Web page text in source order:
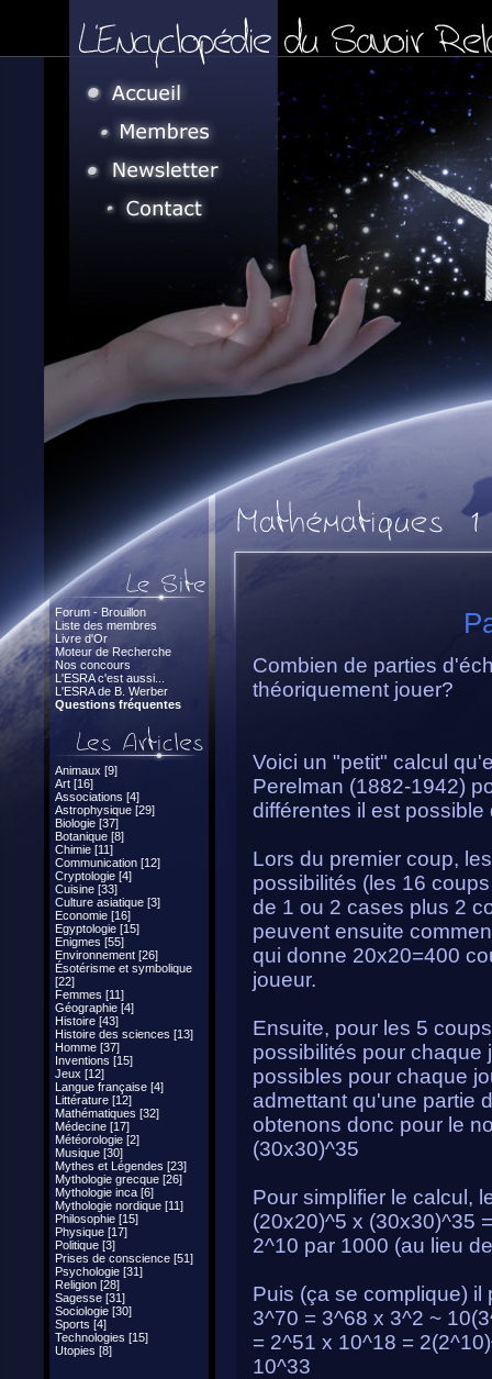
Forum - Brouillon
Liste des membres
Livre d'Or
Moteur de Recherche
Nos concours
L'ESRA c'est aussi...
L'ESRA de B. Werber
Questions fréquentes
Animaux [9]
Art [16]
Associations [4]
Astrophysique [29]
Biologie [37]
Botanique [8]
Chimie [11]
Communication [12]
Cryptologie [4]
Cuisine [33]
Culture asiatique [3]
Economie [16]
Egyptologie [15]
Enigmes [55]
Environnement [26]
Ésotérisme et symbolique
[22]
Femmes [11]
Géographie [4]
Histoire [43]
Histoire des sciences [13]
Homme [37]
Inventions [15]
Jeux [12]
Langue française [4]
Littérature [12]
Mathématiques [32]
Médecine [17]
Météorologie [2]
Musique [30]
Mythes et Légendes [23]
Mythologie grecque [26]
Mythologie inca [6]
Mythologie nordique [11]
Philosophie [15]
Physique [17]
Politique [3]
Prises de conscience [51]
Psychologie [31]
Religion [28]
Sagesse [31]
Sociologie [30]
Sports [4]
Technologies [15]
Utopies [8]
Combien de parties
théoriquement jouer?
Voici un "petit" calcul
Perelman (1882-1942)
différentes il est possible
Lors du premier coup,
possibilités (les 16
de 1 ou 2 cases plus 2
peuvent ensuite
qui donne 20x20=400
joueur.
Ensuite, pour les 5
possibilités pour chaque
possibles pour chaque
admettant qu'une partie
obtenons donc pour le
(30x30)^35
Pour simplifier le calcul,
(20x20)^5 x (30x30)^35
2^10 par 1000 (au lieu
Puis (ça se complique)
3^70 = 3^68 x 3^2 ~
= 2^51 x 10^18 =
10^33